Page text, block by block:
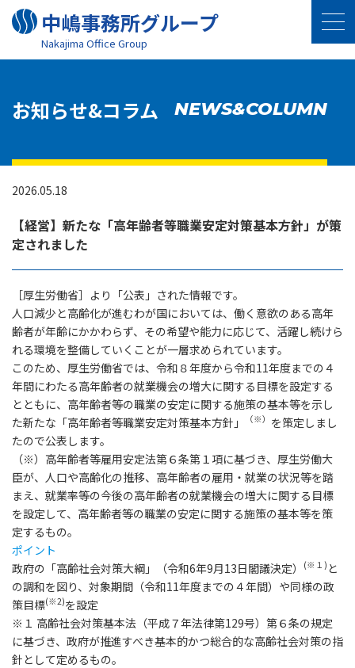
中嶋事務所グループ
Nakajima Oﬃce Group
お知らせ&コラム NEWS&COLUMN
2026.05.18
【経営】新たな「高年齢者等職業安定対策基本方針」が策
定されました
［厚生労働省］より「公表」された情報です。
人口減少と高齢化が進むわが国においては、働く意欲のある高年
齢者が年齢にかかわらず、その希望や能力に応じて、活躍し続けら
れる環境を整備していくことが一層求められています。
このため、厚生労働省では、令和８年度から令和11年度までの４
年間にわたる高年齢者の就業機会の増大に関する目標を設定する
とともに、高年齢者等の職業の安定に関する施策の基本等を示し
た新たな 「高年齢者等職業安定対策基本方針」 （※） を策定しまし
たので公表します。
（※）高年齢者等雇用安定法第６条第１項に基づき、厚生労働大
臣が、人口や高齢化の推移、高年齢者の雇用・就業の状況等を踏
まえ、就業率等の今後の高年齢者の就業機会の増大に関する目標
を設定して、高年齢者等の職業の安定に関する施策の基本等を策
定するもの。
ポイント
政府の「高齢社会対策大綱」（令和6年9月13日閣議決定）
(※１) と
の調和を図り、対象期間（令和11年度までの４年間）や同様の政
策目標(※2)を設定
※１ 高齢社会対策基本法（平成７年法律第129号）第６条の規定
に基づき、政府が推進すべき基本的かつ総合的な高齢社会対策の指
針として定めるもの。